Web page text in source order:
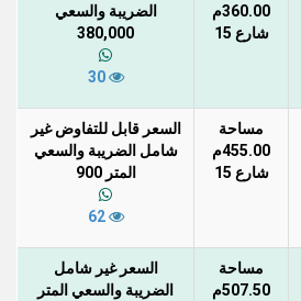
360.00م
شارع 15
الضريبة والسعي
380,000
30
مساحة
455.00م
شارع 15
السعر قابل للتفاوض غير
شامل الضريبة والسعي
المتر 900
62
مساحة
507.50م
السعر غير شامل
الضريبة والسعي المتر